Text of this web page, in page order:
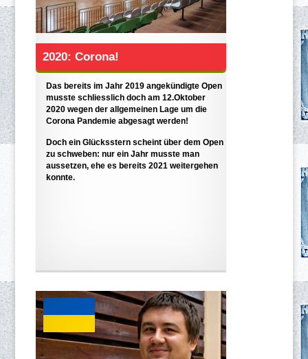
2020: Corona!
Das bereits im Jahr 2019 angekündigte Open
musste schliesslich doch am 12.Oktober
2020 wegen der allgemeinen Lage um die
Corona Pandemie abgesagt werden!
Doch ein Glücksstern scheint über dem Open
zu schweben: nur ein Jahr musste man
aussetzen, ehe es bereits 2021 weitergehen
konnte.